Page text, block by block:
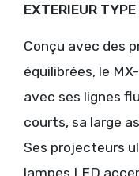
EXTERIEUR
Conçu avec des
équilibrées, le
avec ses lignes
courts, sa large
Ses projecteurs